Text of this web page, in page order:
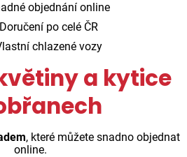
objednání online
Doručení po celé ČR
chlazené vozy
a kytice
, které můžete snadno objednat
online.